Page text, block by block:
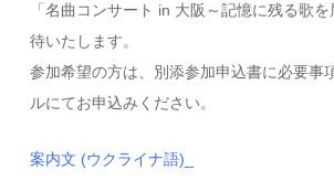
「名曲コンサート in 大阪～記憶に残る歌
待いたします。
参加希望の方は、別添参加申込書に必要事
ルにてお申込みください。
案内文 (ウクライナ語)_